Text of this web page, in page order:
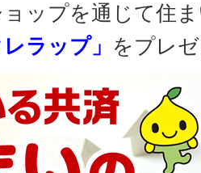
ョップを通じて住
レラップ」 をプレ